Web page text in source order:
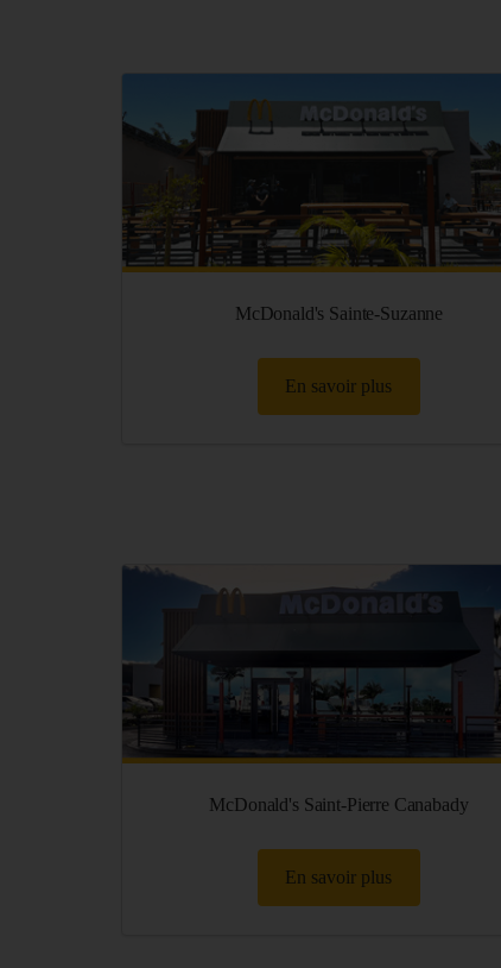
McDonald's Sainte-Suzanne
En savoir plus
McDonald's Saint-Pierre Canabady
En savoir plus